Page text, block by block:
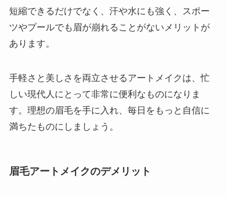
短縮できるだけでなく、汗や水にも強く、スポー
ツやプールでも眉が崩れることがないメリットが
あります。
手軽さと美しさを両立させるアートメイクは、忙
しい現代人にとって非常に便利なものになりま
す。理想の眉毛を手に入れ、毎日をもっと自信に
満ちたものにしましょう。
眉毛アートメイクのデメリット